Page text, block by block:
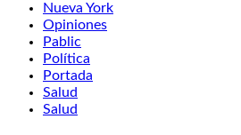
Nueva York
Opiniones
Pablic
Política
Portada
Salud
Salud